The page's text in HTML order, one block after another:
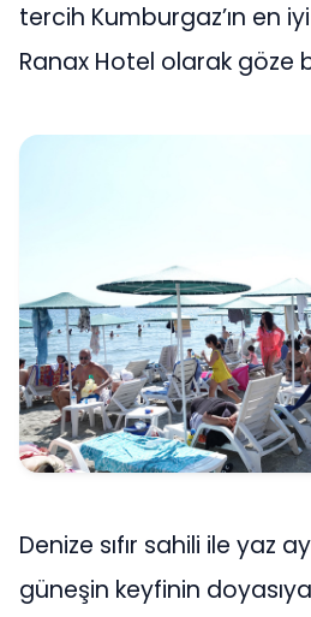
tercih Kumburgaz’ın en
Ranax Hotel olarak göze
Denize sıfır sahili ile yaz
güneşin keyfinin